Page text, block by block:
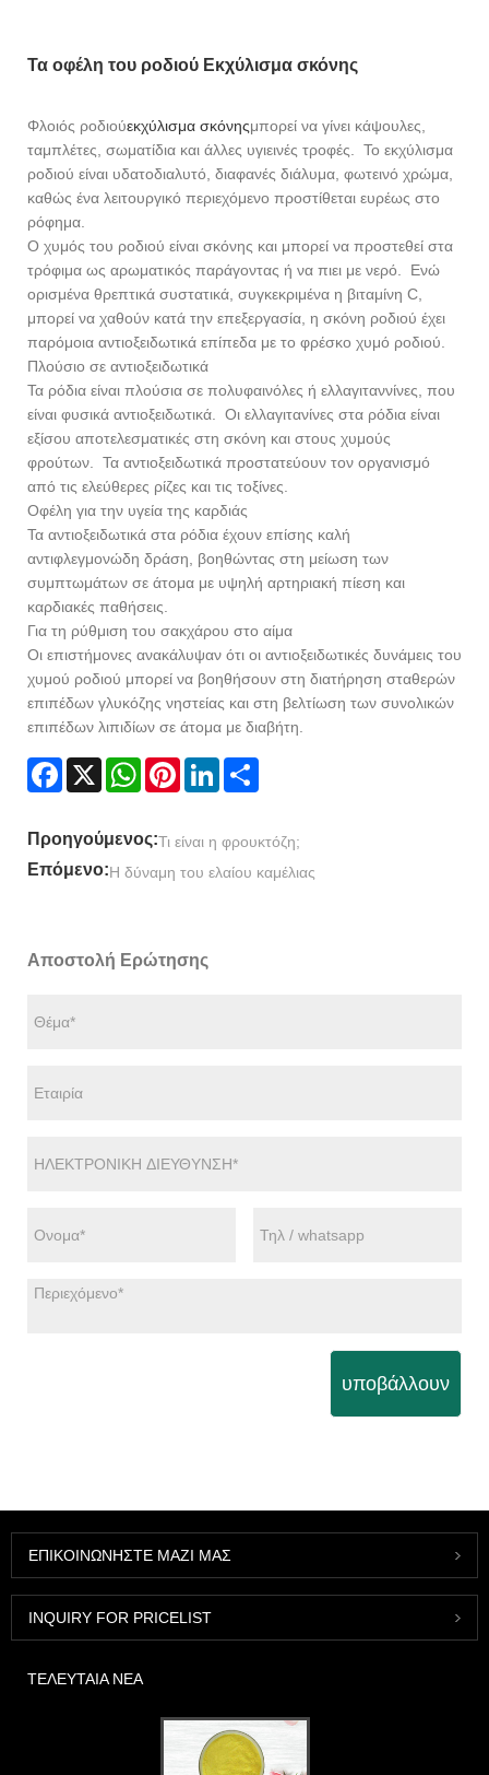
Τα οφέλη του ροδιού Εκχύλισμα σκόνης
Φλοιός ροδιούεκχύλισμα σκόνηςμπορεί να γίνει κάψουλες,
ταμπλέτες, σωματίδια και άλλες υγιεινές τροφές. Το εκχύλισμα
ροδιού είναι υδατοδιαλυτό, διαφανές διάλυμα, φωτεινό χρώμα,
καθώς ένα λειτουργικό περιεχόμενο προστίθεται ευρέως στο
ρόφημα.
Ο χυμός του ροδιού είναι σκόνης και μπορεί να προστεθεί στα
τρόφιμα ως αρωματικός παράγοντας ή να πιει με νερό. Ενώ
ορισμένα θρεπτικά συστατικά, συγκεκριμένα η βιταμίνη C,
μπορεί να χαθούν κατά την επεξεργασία, η σκόνη ροδιού έχει
παρόμοια αντιοξειδωτικά επίπεδα με το φρέσκο ​​χυμό ροδιού.
Πλούσιο σε αντιοξειδωτικά
Τα ρόδια είναι πλούσια σε πολυφαινόλες ή ελλαγιταννίνες, που
είναι φυσικά αντιοξειδωτικά. Οι ελλαγιτανίνες στα ρόδια είναι
εξίσου αποτελεσματικές στη σκόνη και στους χυμούς
φρούτων. Τα αντιοξειδωτικά προστατεύουν τον οργανισμό
από τις ελεύθερες ρίζες και τις τοξίνες.
Οφέλη για την υγεία της καρδιάς
Τα αντιοξειδωτικά στα ρόδια έχουν επίσης καλή
αντιφλεγμονώδη δράση, βοηθώντας στη μείωση των
συμπτωμάτων σε άτομα με υψηλή αρτηριακή πίεση και
καρδιακές παθήσεις.
Για τη ρύθμιση του σακχάρου στο αίμα
Οι επιστήμονες ανακάλυψαν ότι οι αντιοξειδωτικές δυνάμεις του
χυμού ροδιού μπορεί να βοηθήσουν στη διατήρηση σταθερών
επιπέδων γλυκόζης νηστείας και στη βελτίωση των συνολικών
επιπέδων λιπιδίων σε άτομα με διαβήτη.
Facebook
X WhatsAppPinterestLinkedIn
Προηγούμενος:Τι είναι η φρουκτόζη;
Επόμενο:Η δύναμη του ελαίου καμέλιας
Αποστολή Ερώτησης
υποβάλλουν
ΕΠΙΚΟΙΝΩΝΉΣΤΕ ΜΑΖΊ ΜΑΣ
INQUIRY FOR PRICELIST
ΤΕΛΕΥΤΑΊΑ ΝΈΑ